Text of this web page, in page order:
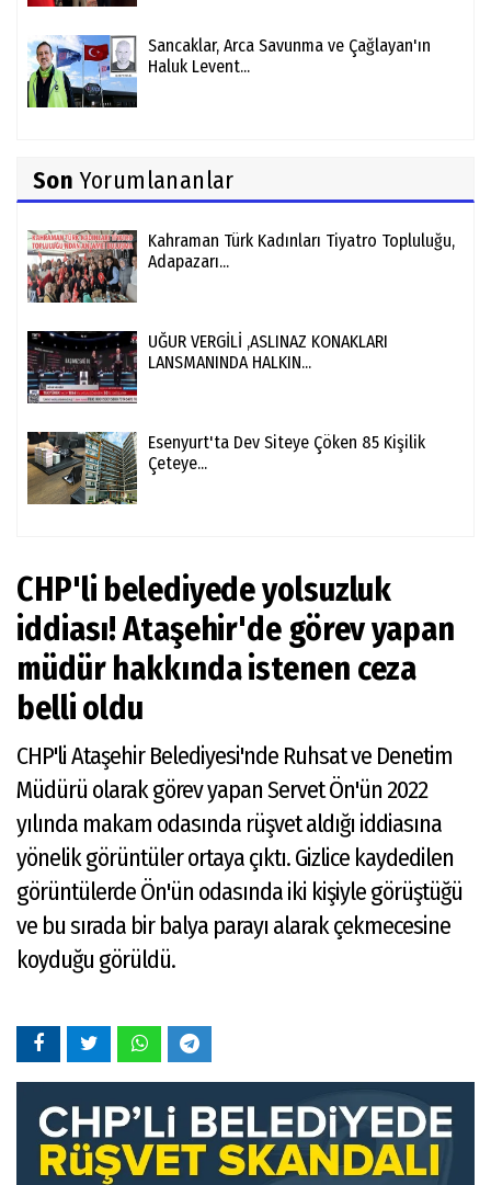
Sancaklar, Arca Savunma ve Çağlayan'ın
Haluk Levent...
Son Yorumlananlar
Kahraman Türk Kadınları Tiyatro Topluluğu,
Adapazarı...
UĞUR VERGİLİ ,ASLINAZ KONAKLARI
LANSMANINDA HALKIN...
Esenyurt'ta Dev Siteye Çöken 85 Kişilik
Çeteye...
CHP'li belediyede yolsuzluk
iddiası! Ataşehir'de görev yapan
müdür hakkında istenen ceza
belli oldu
CHP'li Ataşehir Belediyesi'nde Ruhsat ve Denetim
Müdürü olarak görev yapan Servet Ön'ün 2022
yılında makam odasında rüşvet aldığı iddiasına
yönelik görüntüler ortaya çıktı. Gizlice kaydedilen
görüntülerde Ön'ün odasında iki kişiyle görüştüğü
ve bu sırada bir balya parayı alarak çekmecesine
koyduğu görüldü.